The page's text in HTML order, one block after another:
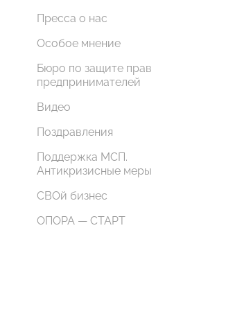
Пресса о нас
Особое мнение
Бюро по защите прав
предпринимателей
Видео
Поздравления
Поддержка МСП.
Антикризисные меры
СВОй бизнес
ОПОРА — СТАРТ